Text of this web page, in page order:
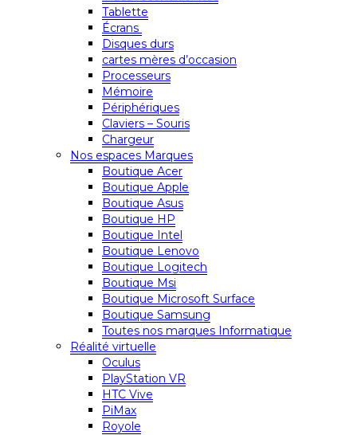
Tablette
Écrans
Disques durs
cartes mères d’occasion
Processeurs
Mémoire
Périphériques
Claviers – Souris
Chargeur
Nos espaces Marques
Boutique Acer
Boutique Apple
Boutique Asus
Boutique HP
Boutique Intel
Boutique Lenovo
Boutique Logitech
Boutique Msi
Boutique Microsoft Surface
Boutique Samsung
Toutes nos marques Informatique
Réalité virtuelle
Oculus
PlayStation VR
HTC Vive
PiMax
Royole